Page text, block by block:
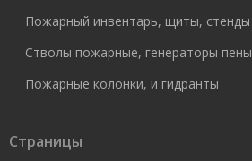
Пожарный инвентарь, щиты, стенды
Стволы пожарные, генераторы пены
Пожарные колонки, и гидранты
Страницы